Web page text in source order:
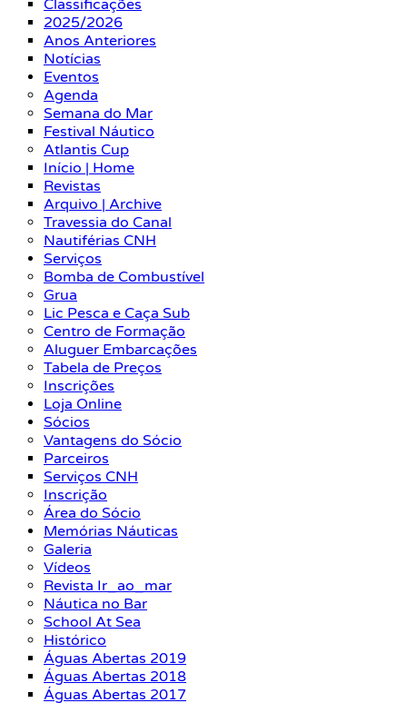
Classificações
2025/2026
Anos Anteriores
Notícias
Eventos
Agenda
Semana do Mar
Festival Náutico
Atlantis Cup
Início | Home
Revistas
Arquivo | Archive
Travessia do Canal
Nautiférias CNH
Serviços
Bomba de Combustível
Grua
Lic Pesca e Caça Sub
Centro de Formação
Aluguer Embarcações
Tabela de Preços
Inscrições
Loja Online
Sócios
Vantagens do Sócio
Parceiros
Serviços CNH
Inscrição
Área do Sócio
Memórias Náuticas
Galeria
Vídeos
Revista Ir_ao_mar
Náutica no Bar
School At Sea
Histórico
Águas Abertas 2019
Águas Abertas 2018
Águas Abertas 2017